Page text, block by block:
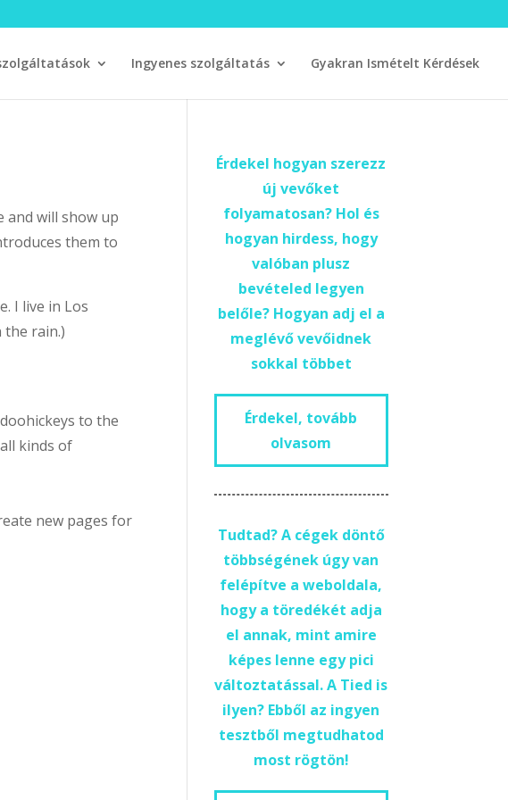
Ingyenes szolgáltatás Gyakran Ismételt Kérdések
and will show up
them to
I live in Los
the rain.)
to the
kinds of
new pages for
Érdekel hogyan szerezz
új vevőket
folyamatosan? Hol és
hogyan hirdess, hogy
valóban plusz
bevételed legyen
belőle? Hogyan adj el a
meglévő vevőidnek
sokkal többet
Érdekel, tovább
olvasom
Tudtad? A cégek döntő
többségének úgy van
felépítve a weboldala,
hogy a töredékét adja
el annak, mint amire
képes lenne egy pici
változtatással. A Tied is
ilyen? Ebből az ingyen
tesztből megtudhatod
most rögtön!